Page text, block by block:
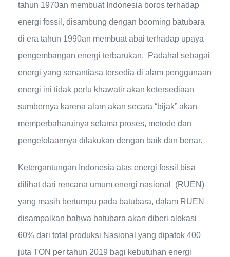
tahun 1970an membuat Indonesia boros terhadap
energi fossil, disambung dengan booming batubara
di era tahun 1990an membuat abai terhadap upaya
pengembangan energi terbarukan. Padahal sebagai
energi yang senantiasa tersedia di alam penggunaan
energi ini tidak perlu khawatir akan ketersediaan
sumbernya karena alam akan secara “bijak” akan
memperbaharuinya selama proses, metode dan
pengelolaannya dilakukan dengan baik dan benar.
Ketergantungan Indonesia atas energi fossil bisa
dilihat dari rencana umum energi nasional (RUEN)
yang masih bertumpu pada batubara, dalam RUEN
disampaikan bahwa batubara akan diberi alokasi
60% dari total produksi Nasional yang dipatok 400
juta TON per tahun 2019 bagi kebutuhan energi